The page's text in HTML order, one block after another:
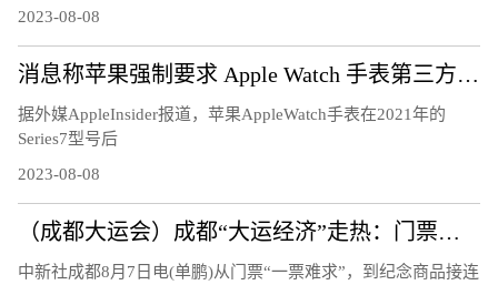
2023-08-08
消息称苹果强制要求 Apple Watch 手表第三方充电器换用官方快充模块
据外媒AppleInsider报道，苹果AppleWatch手表在2021年的
Series7型号后
2023-08-08
（成都大运会）成都“大运经济”走热：门票周边热销 “溢出效应”显著
中新社成都8月7日电(单鹏)从门票“一票难求”，到纪念商品接连